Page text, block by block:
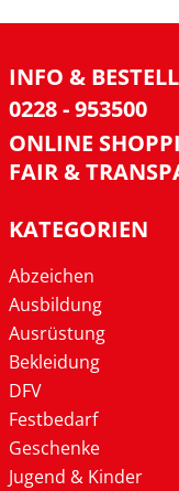
INFO &
0228 - 953500
ONLINE
FAIR &
KATEGORIEN
Abzeichen
Ausbildung
Ausrüstung
Bekleidung
DFV
Festbedarf
Geschenke
Jugend & Kinder